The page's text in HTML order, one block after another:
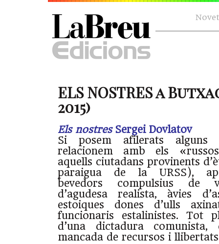
ELS NOSTRES a
2015)
Els nostres Sergei Dovlatov
Si posem afilerats alguns
relacionem amb els
aquells ciutadans provinents
paraigua de la URSS),
bevedors compulsius de
d’agudesa realista, àvies
estoiques dones d’ulls
funcionaris estalinistes. Tot
d’una dictadura
mancada de recursos i